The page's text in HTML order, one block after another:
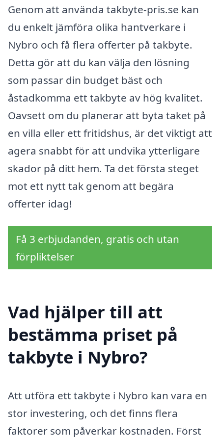
Genom att använda takbyte-pris.se kan
du enkelt jämföra olika hantverkare i
Nybro och få flera offerter på takbyte.
Detta gör att du kan välja den lösning
som passar din budget bäst och
åstadkomma ett takbyte av hög kvalitet.
Oavsett om du planerar att byta taket på
en villa eller ett fritidshus, är det viktigt att
agera snabbt för att undvika ytterligare
skador på ditt hem. Ta det första steget
mot ett nytt tak genom att begära
offerter idag!
Få 3 erbjudanden, gratis och utan
förpliktelser
Vad hjälper till att
bestämma priset på
takbyte i Nybro?
Att utföra ett takbyte i Nybro kan vara en
stor investering, och det finns flera
faktorer som påverkar kostnaden. Först